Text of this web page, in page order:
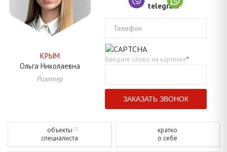
КРЫМ
Ольга Николаевна
Риэлтер
Телефон
Введите слово на картинке*
объекты 23
специалиста
кратко
о себе